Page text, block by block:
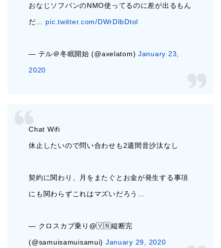
おなじソフバンのNMO使ってるのに差が出るもん
だ… pic.twitter.com/DWrDIbDtol
— テル＠冬眠開始 (@axelatom)January 23,
2020
Chat Wifi
休止したいので問い合わせも2週間音沙汰なし
契約に関わり、月をまたぐとお金が発生する事項
にも関わらずこれはマズいだろう…
— クロスカブ乗り@🇻🇳縦断完
(@samuisamuisamui) January 29, 2020